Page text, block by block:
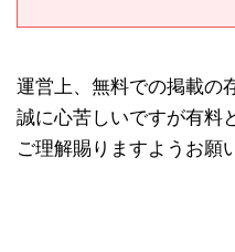
運営上、無料での掲載の
誠に心苦しいですが有料
ご理解賜りますようお願